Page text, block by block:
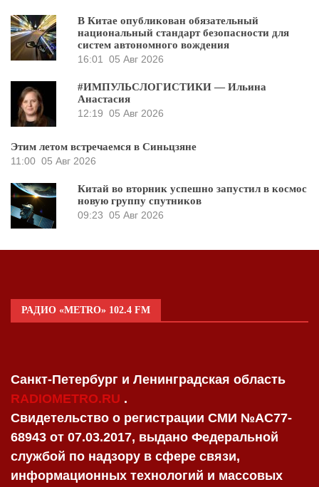
В Китае опубликован обязательный
национальный стандарт безопасности для
систем автономного вождения
16:01
05 Авг 2026
#ИМПУЛЬСЛОГИСТИКИ — Ильина
Анастасия
12:19 05 Авг 2026
Этим летом встречаемся в Синьцзяне
11:00 05 Авг 2026
Китай во вторник успешно запустил в космос
новую группу спутников
09:23 05 Авг 2026
РАДИО «METRO» 102.4 FM
Санкт-Петербург и Ленинградская область
RADIOMETRO.RU .
Свидетельство о регистрации СМИ №AC77-
68943 от 07.03.2017, выдано Федеральной
службой по надзору в сфере связи,
информационных технологий и массовых